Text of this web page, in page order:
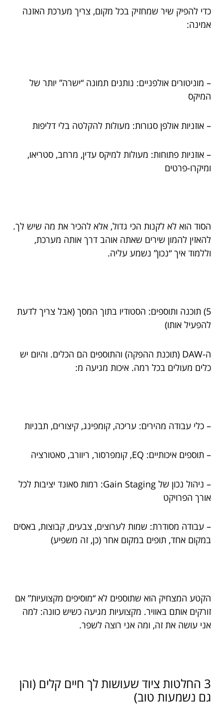
כדי להפיק שיר שמחזיק בכל מקום, צריך מערכת האזנה
אמינה:
– מוניטורים אולפניים: נותנים תמונה “ישרה” יותר של
המיקס
– אוזניות אולפן סגורות: מעולות להקלטה בלי דליפות
– אוזניות פתוחות: מעולות למיקס עדין, מרחב, סטריאו,
ומיקרו-פרטים
הסוד הוא לא לקנות הכי גדול, אלא להכיר את מה שיש לך.
להאזין להמון שירים שאתה אוהב דרך אותה מערכת,
וללמוד איך “נכון” נשמע עליה.
5) תוכנה ותוספים: הסטודיו בתוך המסך (אבל צריך לדעת
להפעיל אותו)
ה-DAW (תוכנת ההפקה) והתוספים הם הכלים. והיום יש
כלים מעולים בכל רמה. איכות מגיעה מ:
– כלי עבודה מהירים: עריכה, קומפינג, קיצורים, תבניות
– תוספים איכותיים: EQ, קומפרסור, ריוורב, סאטורציה
– ניהול נכון של Gain Staging: רמות סאונד יציבות לכל
אורך הפרויקט
– עבודה מסודרת: שמות לערוצים, צבעים, קבוצות, באסים
במקום אחד, תופים במקום אחר (כן, זה משפיע)
הקטע המצחיק הוא שתוספים לא “מוסיפים מקצועיות” אם
זורקים אותם באוויר. מקצועיות מגיעה כשיש כוונה: למה
אני עושה את זה, ומה אני רוצה לשפר.
3 החלטות ציוד שעושות לך חיים קלים (והן
גם נשמעות טוב)